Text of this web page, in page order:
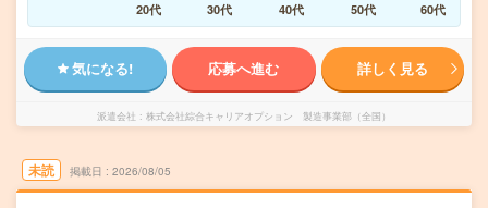
20代
30代 40代 50代 60代
気になる! 応募へ進む 詳しく見る
派遣会社 株式会社綜合キャリアオプション 製造事業部（全国）
未読 掲載日 2026/08/05